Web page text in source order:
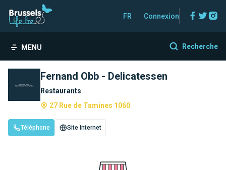
FR Connexion
MENU Recherche
Fernand Obb - Delicatessen
Restaurants
27 Rue de Tamines 1060
Téléphone Site Internet